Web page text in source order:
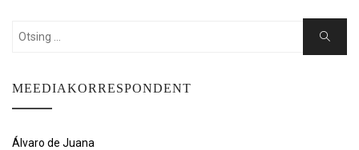
Search
Search
MEEDIAKORRESPONDENT
Álvaro de Juana